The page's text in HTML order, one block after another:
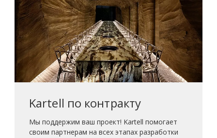
Kartell по контракту
Мы поддержим ваш проект! Kartell помогает
своим партнерам на всех этапах разработки